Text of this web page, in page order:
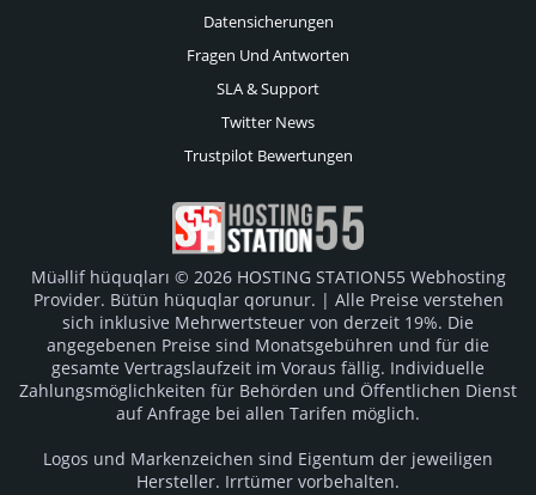
Datensicherungen
Fragen Und Antworten
SLA & Support
Twitter News
Trustpilot Bewertungen
Müəllif hüquqları © 2026 HOSTING STATION55 Webhosting
Provider. Bütün hüquqlar qorunur. | Alle Preise verstehen
sich inklusive Mehrwertsteuer von derzeit 19%. Die
angegebenen Preise sind Monatsgebühren und für die
gesamte Vertragslaufzeit im Voraus fällig. Individuelle
Zahlungsmöglichkeiten für Behörden und Öffentlichen Dienst
auf Anfrage bei allen Tarifen möglich.
Logos und Markenzeichen sind Eigentum der jeweiligen
Hersteller. Irrtümer vorbehalten.